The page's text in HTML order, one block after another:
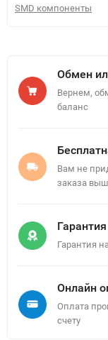
SMD компоненты
Обмен
Вернем,
баланс
Вам не
заказа
Гарантия
Онлайн
Оплата
счету